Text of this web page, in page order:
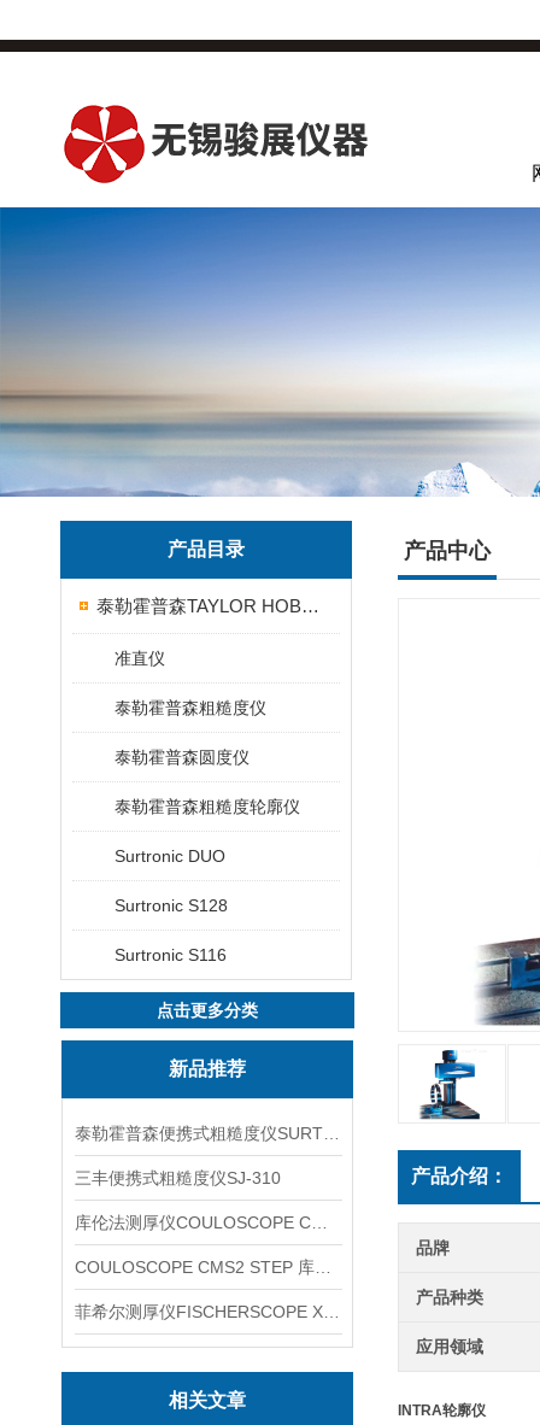
产品目录
泰勒霍普森TAYLOR HOBSON粗糙度仪
准直仪
泰勒霍普森粗糙度仪
泰勒霍普森圆度仪
泰勒霍普森粗糙度轮廓仪
Surtronic DUO
Surtronic S128
Surtronic S116
点击更多分类
新品推荐
三丰便携式粗糙度仪SJ-310
相关文章
产品中心
产品介绍：
品牌
产品种类
应用领域
INTRA轮廓仪